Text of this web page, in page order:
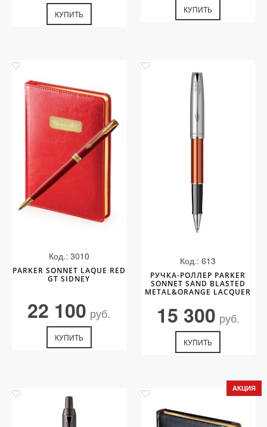
КУПИТЬ КУПИТЬ
Код.: 3010
PARKER SONNET LAQUE RED
GT SIDNEY
22 100 руб.
КУПИТЬ
Код.: 613
РУЧКА-РОЛЛЕР PARKER
SONNET SAND BLASTED
METAL&ORANGE LACQUER
15 300 руб.
КУПИТЬ
АКЦИЯ